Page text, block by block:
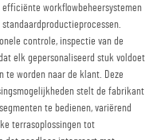
workflowbeheersystemen
controle, inspectie van de
elk gepersonaliseerd stuk voldoet
te worden naar de klant. Deze
stelt de fabrikant
te bedienen, variërend
terrasoplossingen tot